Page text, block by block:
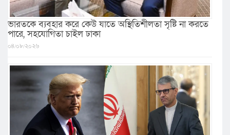
ভারতকে ব্যবহার করে কেউ যাতে অস্থিতিশীলতা সৃষ্টি না করতে
পারে, সহযোগিতা চাইল ঢাকা
০৪/০৮/২০২৬